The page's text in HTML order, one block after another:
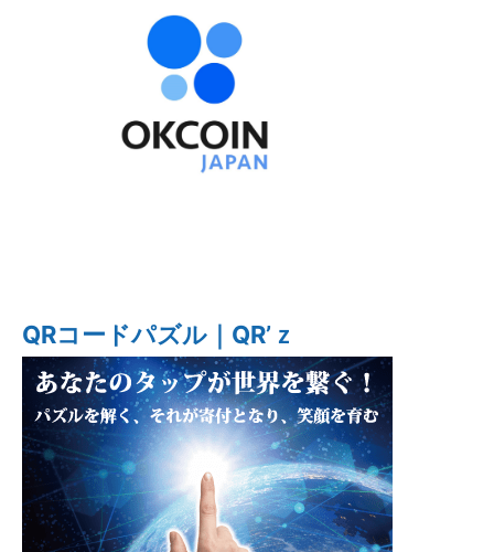
QRコードパズル｜QR’ｚ